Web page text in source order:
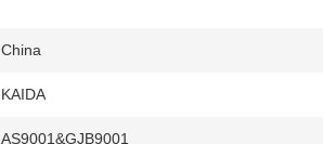
China
KAIDA
AS9001&GJB9001